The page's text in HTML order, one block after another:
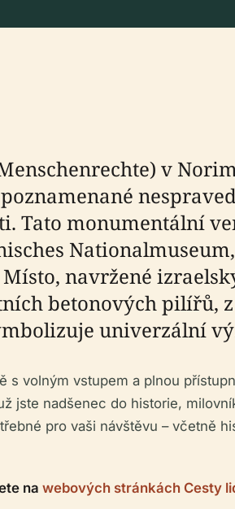
v
Tato monumentální
navržené
betonových pilířů,
univerzální
s volným vstupem a plnou
jste nadšenec do historie,
pro vaši návštěvu – včetně
na webových stránkách Cesty